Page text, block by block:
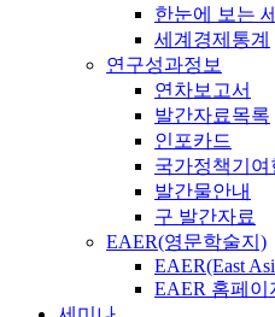
한눈에 보는
세계경제통계
연구성과정보
연차보고서
발간자료목록
인포카드
국가정책기여
발간물안내
구 발간자료
EAER(영문학술지)
EAER(East
EAER 홈페이